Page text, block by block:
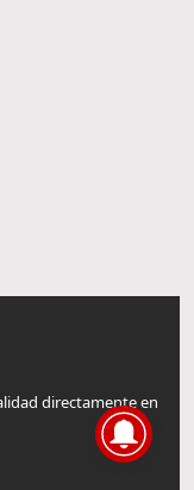
directamente en